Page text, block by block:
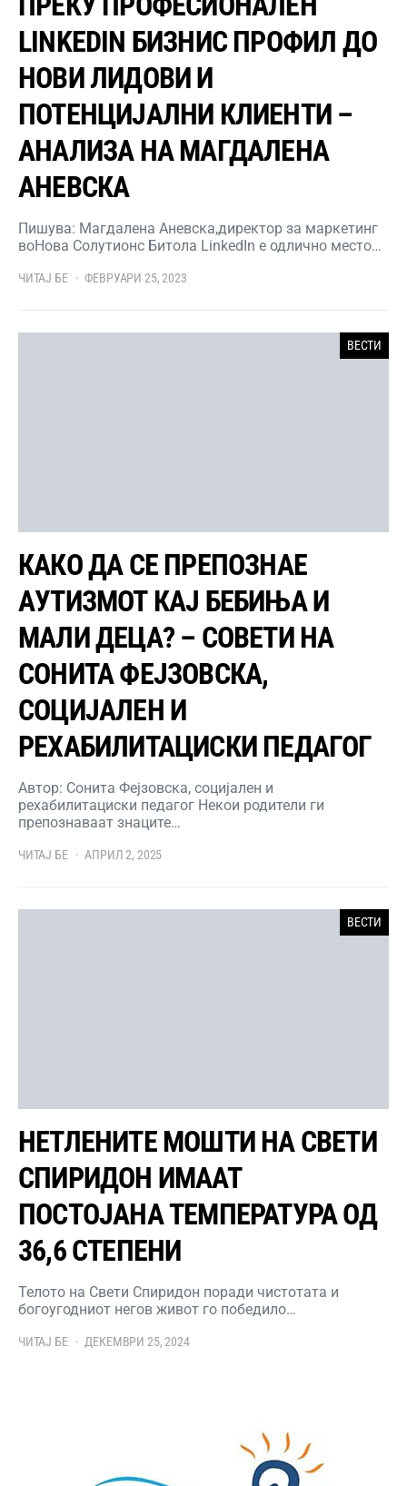
LINKEDIN БИЗНИС ПРОФИЛ ДО
НОВИ ЛИДОВИ И
ПОТЕНЦИЈАЛНИ КЛИЕНТИ –
АНАЛИЗА НА МАГДАЛЕНА
АНЕВСКА
Пишува: Магдалена Аневска,директор за маркетинг
воНова Солутионс Битола LinkedIn е одлично место…
ЧИТАЈ БЕ ФЕВРУАРИ 25, 2023
ВЕСТИ
КАКО ДА СЕ ПРЕПОЗНАЕ
АУТИЗМОТ КАЈ БЕБИЊА И
МАЛИ ДЕЦА? – СОВЕТИ НА
СОНИТА ФЕЈЗОВСКА,
СОЦИЈАЛЕН И
РЕХАБИЛИТАЦИСКИ ПЕДАГОГ
Автор: Сонита Фејзовска, социјален и
рехабилитациски педагог Некои родители ги
препознаваат знаците…
ЧИТАЈ БЕ АПРИЛ 2, 2025
ВЕСТИ
НЕТЛЕНИТЕ МОШТИ НА СВЕТИ
СПИРИДОН ИМААТ
ПОСТОЈАНА ТЕМПЕРАТУРА ОД
36,6 СТЕПЕНИ
Телото на Свети Спиридон поради чистотата и
богоугодниот негов живот го победило…
ЧИТАЈ БЕ ДЕКЕМВРИ 25, 2024